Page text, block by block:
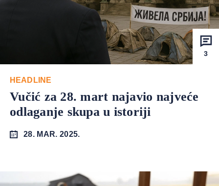
3
HEADLINE
Vučić za 28. mart najavio najveće
odlaganje skupa u istoriji
28. MAR. 2025.